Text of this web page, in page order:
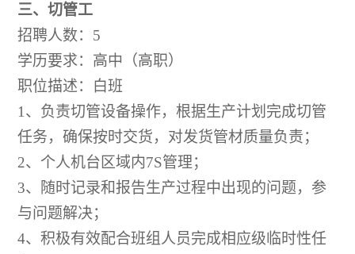
三、切管工
招聘人数： 5
学历要求：高中（高职）
职位描述：白班
1、负责切管设备操作，根据生产计划完成切管
任务，确保按时交货，对发货管材质量负责；
2、个人机台区域内7S管理；
3、随时记录和报告生产过程中出现的问题，参
与问题解决；
4、积极有效配合班组人员完成相应级临时性任